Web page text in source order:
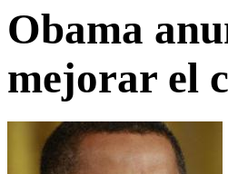
Obama
mejorar el